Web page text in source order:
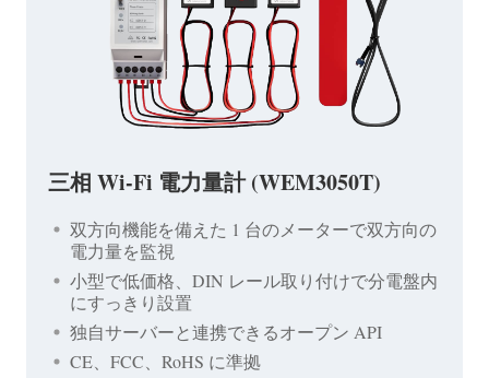
三相 Wi-Fi 電力量計 (WEM3050T)
双方向機能を備えた 1 台のメーターで双方向の
電力量を監視
小型で低価格、DIN レール取り付けで分電盤内
にすっきり設置
独自サーバーと連携できるオープン API
CE、FCC、RoHS に準拠